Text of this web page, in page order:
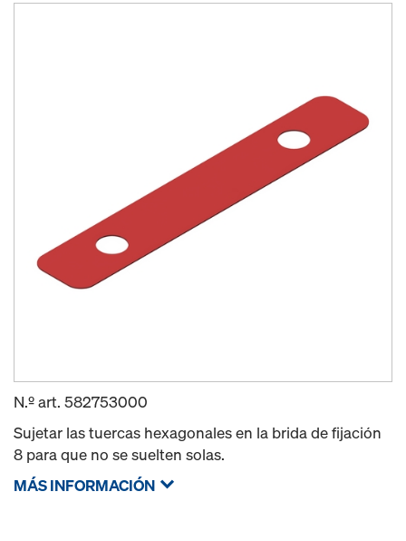
N.º art. 582753000
Sujetar las tuercas hexagonales en la brida de fijación
8 para que no se suelten solas.
MÁS INFORMACIÓN